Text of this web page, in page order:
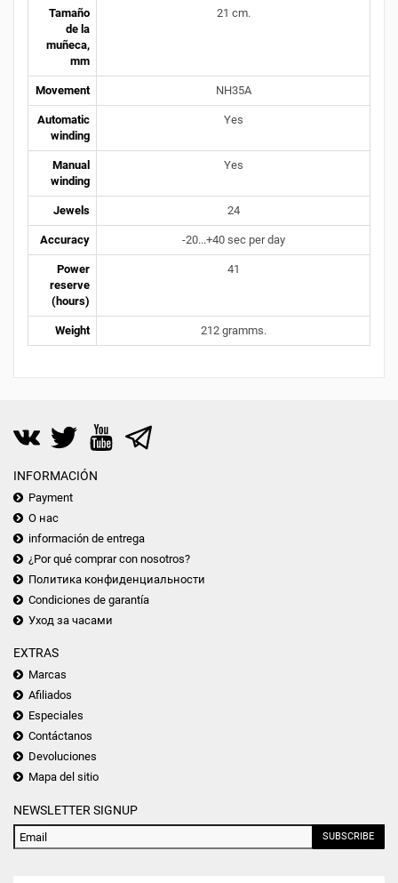
Tamaño
de la
muñeca,
mm
21 cm.
Movement NH35A
Automatic
winding
Yes
Manual
winding
Yes
Jewels 24
Accuracy -20...+40 sec per day
Power
reserve
(hours)
41
Weight 212 gramms.
INFORMACIÓN
Payment
О нас
información de entrega
¿Por qué comprar con nosotros?
Политика конфиденциальности
Condiciones de garantía
Уход за часами
EXTRAS
Marcas
Afiliados
Especiales
Contáctanos
Devoluciones
Mapa del sitio
NEWSLETTER SIGNUP
SUBSCRIBE